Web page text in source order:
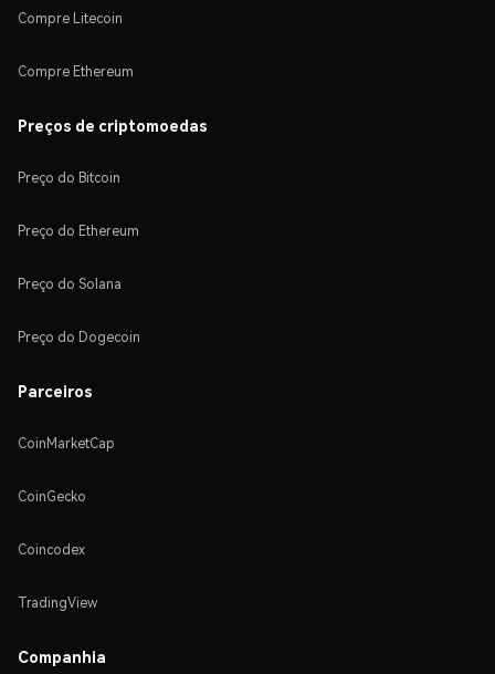
Compre Litecoin
Compre Ethereum
Preços de criptomoedas
Preço do Bitcoin
Preço do Ethereum
Preço do Solana
Preço do Dogecoin
Parceiros
CoinMarketCap
CoinGecko
Coincodex
TradingView
Companhia